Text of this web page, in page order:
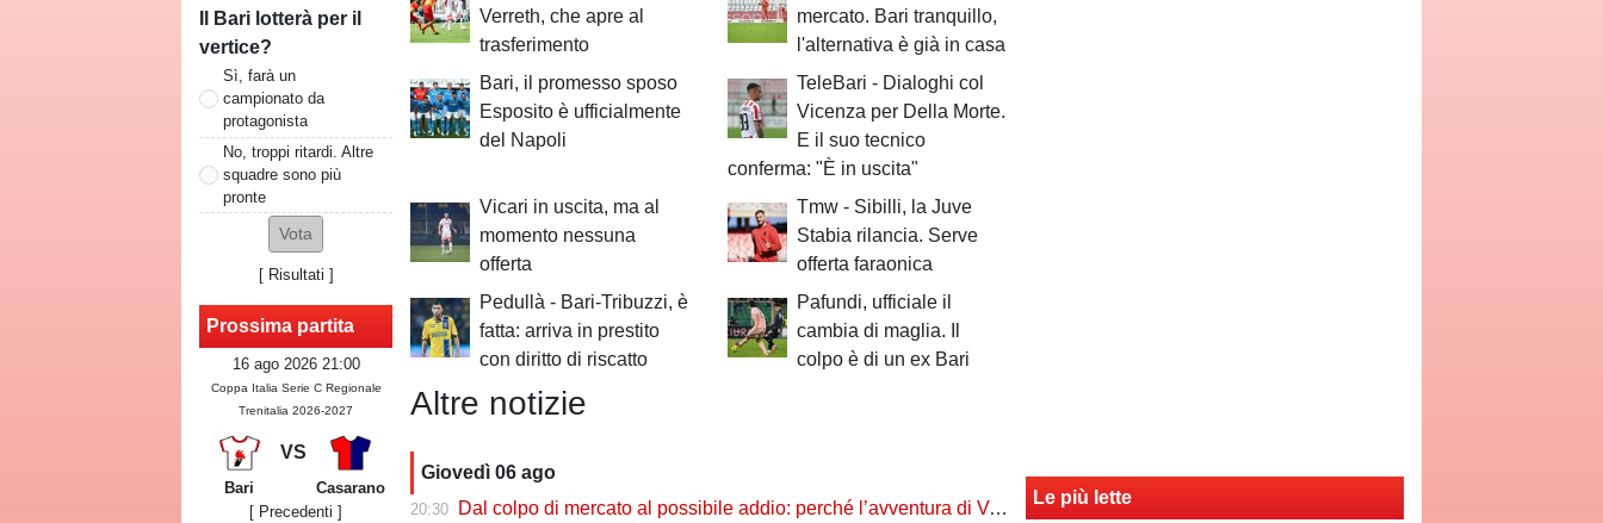
Il Bari lotterà per il
vertice?
Sì, farà un
campionato da
protagonista
No, troppi ritardi. Altre
squadre sono più
pronte
[ Risultati ]
Prossima partita
16 ago 2026 21:00
Coppa Italia Serie C Regionale
Trenitalia 2026-2027
VS
Bari
Casarano
[ Precedenti ]
Verreth, che apre al
trasferimento
mercato. Bari tranquillo,
l'alternativa è già in casa
Bari, il promesso sposo
Esposito è ufficialmente
del Napoli
TeleBari - Dialoghi col
Vicenza per Della Morte.
E il suo tecnico
conferma: "È in uscita"
Vicari in uscita, ma al
momento nessuna
offerta
Tmw - Sibilli, la Juve
Stabia rilancia. Serve
offerta faraonica
Pedullà - Bari-Tribuzzi, è
fatta: arriva in prestito
con diritto di riscatto
Pafundi, ufficiale il
cambia di maglia. Il
colpo è di un ex Bari
Altre notizie
Giovedì 06 ago
20:30 Dal colpo di mercato al possibile addio: perché l’avventura di Verreth al Bari non è mai davvero sbocciata
Le più lette